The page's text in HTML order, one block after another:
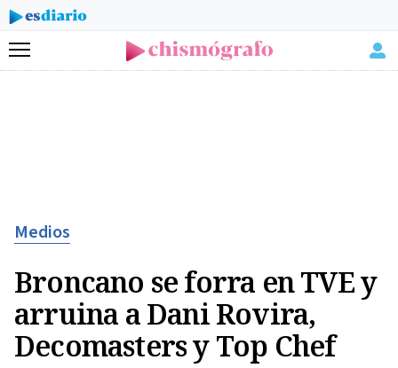
Menú
Medios
Broncano se forra en TVE y
arruina a Dani Rovira,
Decomasters y Top Chef